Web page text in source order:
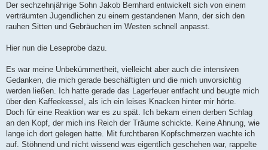
Der sechzehnjährige Sohn Jakob Bernhard entwickelt sich von einem
verträumten Jugendlichen zu einem gestandenen Mann, der sich den
rauhen Sitten und Gebräuchen im Westen schnell anpasst.
Hier nun die Leseprobe dazu.
Es war meine Unbekümmertheit, vielleicht aber auch die intensiven
Gedanken, die mich gerade beschäftigten und die mich unvorsichtig
werden ließen. Ich hatte gerade das Lagerfeuer entfacht und beugte mich
über den Kaffeekessel, als ich ein leises Knacken hinter mir hörte.
Doch für eine Reaktion war es zu spät. Ich bekam einen derben Schlag
an den Kopf, der mich ins Reich der Träume schickte. Keine Ahnung, wie
lange ich dort gelegen hatte. Mit furchtbaren Kopfschmerzen wachte ich
auf. Stöhnend und nicht wissend was eigentlich geschehen war, rappelte